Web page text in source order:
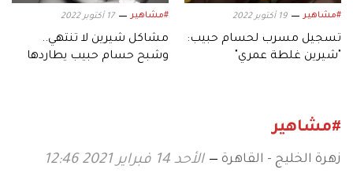
#مشاهير 19 أكتوبر 2022
تسجيل مسرب لحسام حبيب:
"شيرين غلطة عمري"
#مشاهير 17 أكتوبر 2022
مشاكل شيرين لا تنتهي..
وشبح حسام حبيب يطاردها
#مشاهير
زهرة الخليج - القاهرة الأحد 14 فبراير 2021 12:46